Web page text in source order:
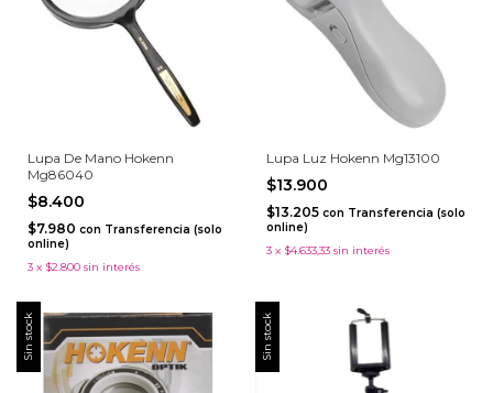
Lupa De Mano Hokenn
Mg86040
$8.400
$7.980 con Transferencia (solo
online)
3 x $2.800 sin interés
Lupa Luz Hokenn Mg13100
$13.900
$13.205 con Transferencia (solo
online)
3 x $4.633,33 sin interés
Sin stock Sin stock